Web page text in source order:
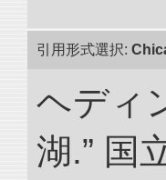
引用形式選択:
ヘディ
湖.” 国